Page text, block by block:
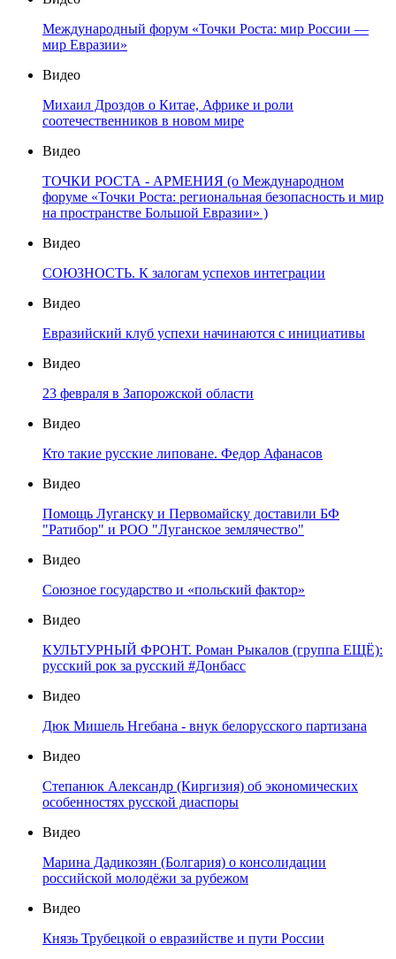
Международный форум «Точки Роста: мир России —
мир Евразии»
Видео
Михаил Дроздов о Китае, Африке и роли
соотечественников в новом мире
Видео
ТОЧКИ РОСТА - АРМЕНИЯ (о Международном
форуме «Точки Роста: региональная безопасность и мир
на пространстве Большой Евразии» )
Видео
СОЮЗНОСТЬ. К залогам успехов интеграции
Видео
Евразийский клуб успехи начинаются с инициативы
Видео
23 февраля в Запорожской области
Видео
Кто такие русские липоване. Федор Афанасов
Видео
Помощь Луганску и Первомайску доставили БФ
"Ратибор" и РОО "Луганское землячество"
Видео
Союзное государство и «польский фактор»
Видео
КУЛЬТУРНЫЙ ФРОНТ. Роман Рыкалов (группа ЕЩЁ):
русский рок за русский #Донбасс
Видео
Дюк Мишель Нгебана - внук белорусского партизана
Видео
Степанюк Александр (Киргизия) об экономических
особенностях русской диаспоры
Видео
Марина Дадикозян (Болгария) о консолидации
российской молодёжи за рубежом
Видео
Князь Трубецкой о евразийстве и пути России